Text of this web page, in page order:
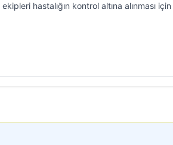
hastalığın kontrol altına alınması için